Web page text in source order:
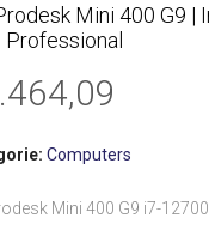
Mini 400 G9 |
Professional
Computers
Mini 400 G9 i7-